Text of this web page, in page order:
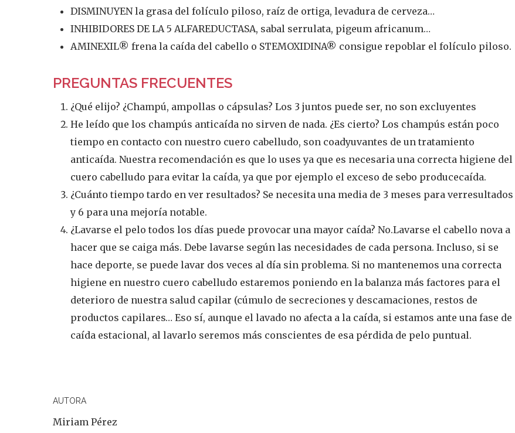
DISMINUYEN la grasa del folículo piloso, raíz de ortiga, levadura de cerveza…
INHIBIDORES DE LA 5 ALFAREDUCTASA, sabal serrulata, pigeum africanum…
AMINEXIL® frena la caída del cabello o STEMOXIDINA® consigue repoblar el folículo piloso.
PREGUNTAS FRECUENTES
¿Qué elijo? ¿Champú, ampollas o cápsulas? Los 3 juntos puede ser, no son excluyentes
He leído que los champús anticaída no sirven de nada. ¿Es cierto? Los champús están poco
tiempo en contacto con nuestro cuero cabelludo, son coadyuvantes de un tratamiento
anticaída. Nuestra recomendación es que lo uses ya que es necesaria una correcta higiene del
cuero cabelludo para evitar la caída, ya que por ejemplo el exceso de sebo producecaída.
¿Cuánto tiempo tardo en ver resultados? Se necesita una media de 3 meses para verresultados
y 6 para una mejoría notable.
¿Lavarse el pelo todos los días puede provocar una mayor caída? No.Lavarse el cabello nova a
hacer que se caiga más. Debe lavarse según las necesidades de cada persona. Incluso, si se
hace deporte, se puede lavar dos veces al día sin problema. Si no mantenemos una correcta
higiene en nuestro cuero cabelludo estaremos poniendo en la balanza más factores para el
deterioro de nuestra salud capilar (cúmulo de secreciones y descamaciones, restos de
productos capilares… Eso sí, aunque el lavado no afecta a la caída, si estamos ante una fase de
caída estacional, al lavarlo seremos más conscientes de esa pérdida de pelo puntual.
AUTORA
Miriam Pérez